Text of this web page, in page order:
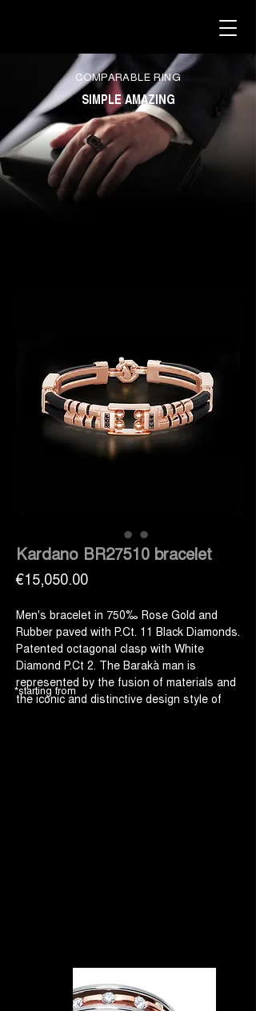
COMPARABLE RING
SIMPLE AMAZING
Kardano BR27510 bracelet
€15,050.00Price
Men's bracelet in 750‰ Rose Gold and
Rubber paved with P.Ct. 11 Black Diamonds.
Patented octagonal clasp with White
Diamond P.Ct 2. The Barakà man is
represented by the fusion of materials and
the iconic and distinctive design style of
*starting from